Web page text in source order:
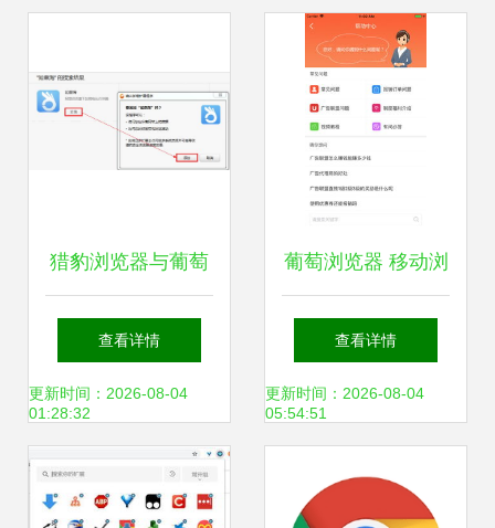
猎豹浏览器与葡萄
浏览器如何设置商
品对比功能？详细
查看详情
更新时间：2026-08-04
01:28:32
葡萄浏览器 移动浏
览新体验与2018版
iPhone下载指南
查看详情
更新时间：2026-08-04
05:54:51